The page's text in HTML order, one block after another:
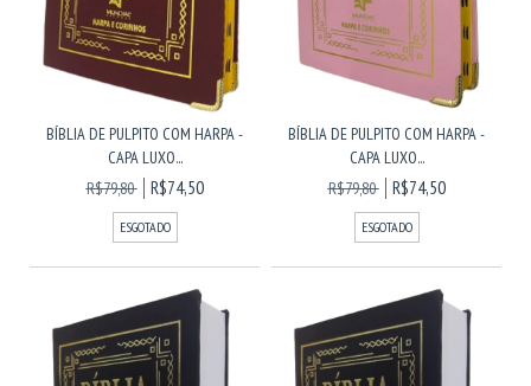
BÍBLIA DE PULPITO COM HARPA -
CAPA LUXO...
R$79,80
R$74,50
ESGOTADO
BÍBLIA DE PULPITO COM HARPA -
CAPA LUXO...
R$79,80
R$74,50
ESGOTADO